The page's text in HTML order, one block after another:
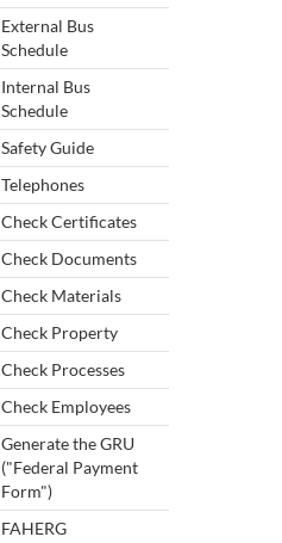
External Bus
Schedule
Internal Bus
Schedule
Safety Guide
Telephones
Check Certificates
Check Documents
Check Materials
Check Property
Check Processes
Check Employees
Generate the GRU
("Federal Payment
Form")
FAHERG